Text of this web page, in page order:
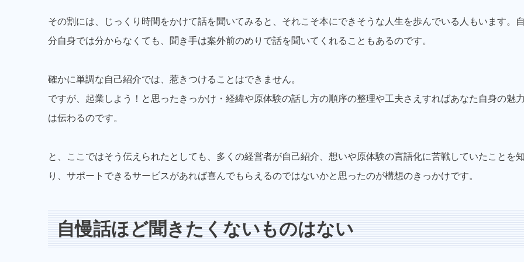
その割には、じっくり時間をかけて話を聞いてみると、それこそ本にできそうな人生を歩んでいる人もいます。自
分自身では分からなくても、聞き手は案外前のめりで話を聞いてくれることもあるのです。
確かに単調な自己紹介では、惹きつけることはできません。
ですが、起業しよう！と思ったきっかけ・経緯や原体験の話し方の順序の整理や工夫さえすればあなた自身の魅力
は伝わるのです。
と、ここではそう伝えられたとしても、多くの経営者が自己紹介、想いや原体験の言語化に苦戦していたことを知
り、サポートできるサービスがあれば喜んでもらえるのではないかと思ったのが構想のきっかけです。
自慢話ほど聞きたくないものはない